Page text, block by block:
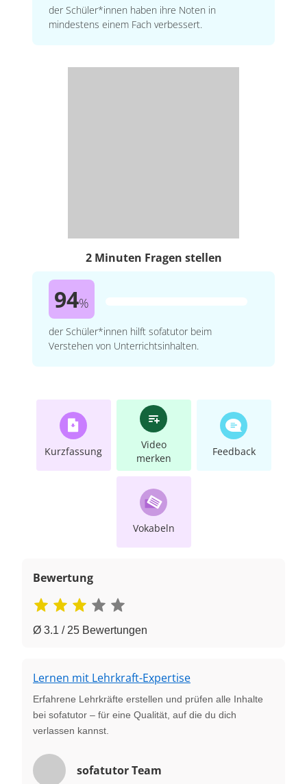
der Schüler*innen haben ihre Noten in
mindestens einem Fach verbessert.
2 Minuten Fragen stellen
94%
der Schüler*innen hilft sofatutor beim
Verstehen von Unterrichtsinhalten.
Kurzfassung
Video
merken
Feedback
Vokabeln
Bewertung
Ø 3.1 / 25 Bewertungen
Lernen mit Lehrkraft-Expertise
Erfahrene Lehrkräfte erstellen und prüfen alle Inhalte
bei sofatutor – für eine Qualität, auf die du dich
verlassen kannst.
sofatutor Team